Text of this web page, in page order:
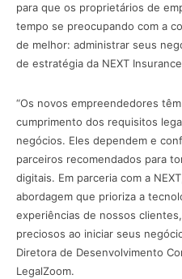
para que os proprietários de
tempo se preocupando com a
de melhor: administrar seus
de estratégia da NEXT
“Os novos empreendedores
cumprimento dos requisitos
negócios. Eles dependem e
parceiros recomendados para
digitais. Em parceria com a
abordagem que prioriza a
experiências de nossos
preciosos ao iniciar seus
Diretora de Desenvolvimento
LegalZoom.